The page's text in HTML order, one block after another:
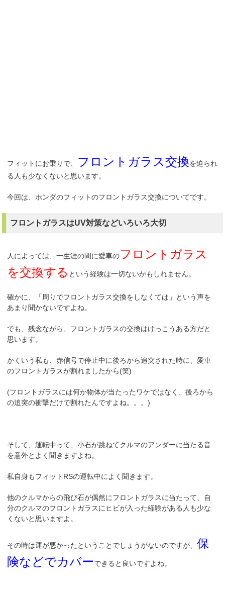
フィットにお乗りで、 フロントガラス交換を迫られ
る人も少なくないと思います。
今回は、ホンダのフィットのフロントガラス交換についてです。
フロントガラスはUV対策などいろいろ大切
人によっては、一生涯の間に愛車のフロントガラス
を交換する という経験は一切ないかもしれません。
確かに、「周りでフロントガラス交換をしなくては」という声を
あまり聞かないですよね。
でも、残念ながら、フロントガラスの交換はけっこうある方だと
思います。
かくいう私も、赤信号で停止中に後ろから追突された時に、愛車
のフロントガラスが割れましたから(笑)
(フロントガラスには何か物体が当たったワケではなく、後ろから
の追突の衝撃だけで割れたんですよね。。。)
そして、運転中って、小石が跳ねてクルマのアンダーに当たる音
を意外とよく聞きますよね。
私自身もフィットRSの運転中によく聞きます。
他のクルマからの飛び石が偶然にフロントガラスに当たって、自
分のクルマのフロントガラスにヒビが入った経験がある人も少な
くないと思いますよ。
その時は運が悪かったということでしょうがないのですが、保
険などでカバーできると良いですよね。